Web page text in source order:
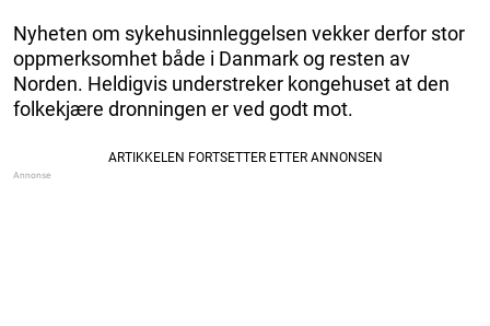
Nyheten om sykehusinnleggelsen vekker derfor stor
oppmerksomhet både i Danmark og resten av
Norden. Heldigvis understreker kongehuset at den
folkekjære dronningen er ved godt mot.